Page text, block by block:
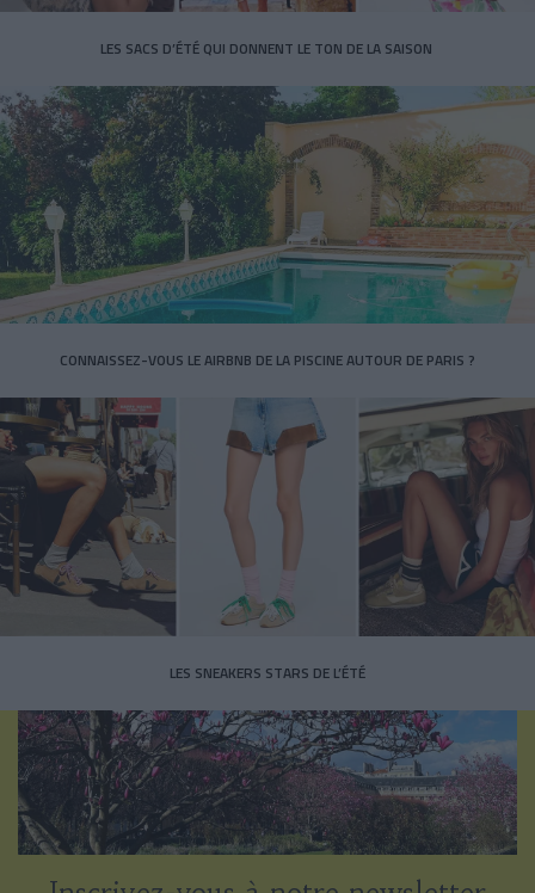
LES SACS D’ÉTÉ QUI DONNENT LE TON DE LA SAISON
CONNAISSEZ-VOUS LE AIRBNB DE LA PISCINE AUTOUR DE PARIS ?
LES SNEAKERS STARS DE L’ÉTÉ